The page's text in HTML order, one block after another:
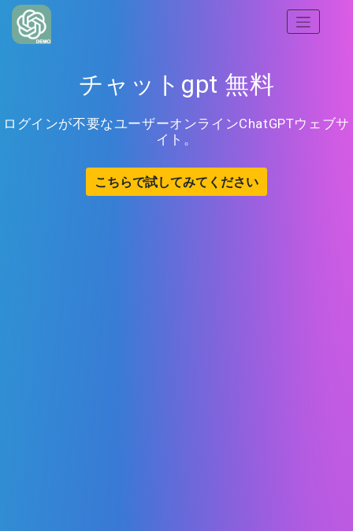
チャットgpt 無料
ログインが不要なユーザーオンラインChatGPTウェブサ
イト。
こちらで試してみてください